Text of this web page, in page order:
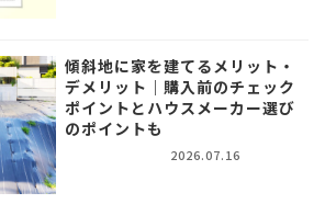
傾斜地に家を建てるメリット・
デメリット｜購入前のチェック
ポイントとハウスメーカー選び
のポイントも
2026.07.16